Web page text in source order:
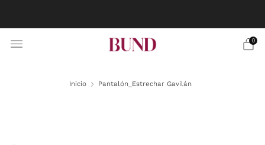
0
Inicio Pantalón_Estrechar Gavilán